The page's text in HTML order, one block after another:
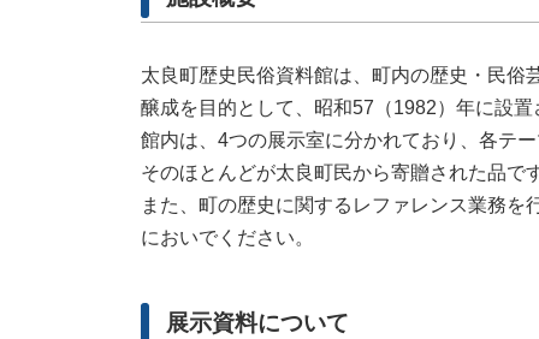
太良町歴史民俗資料館は、町内の歴史・民俗
醸成を目的として、昭和57（1982）年に設置
館内は、4つの展示室に分かれており、各テ
そのほとんどが太良町民から寄贈された品で
また、町の歴史に関するレファレンス業務
においでください。
展示資料について